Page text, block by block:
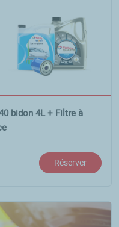
bidon 4L + Filtre à
Réserver